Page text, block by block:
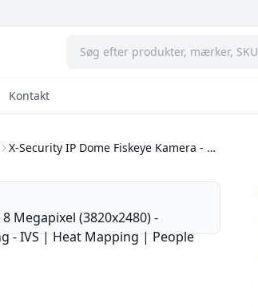
Kontakt
X-Security IP Dome Fiskeye Kamera - …